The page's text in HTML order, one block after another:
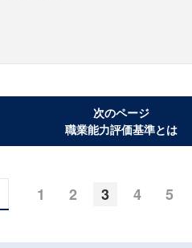
次のページ
職業能力評価基準とは
1 2 3 4 5